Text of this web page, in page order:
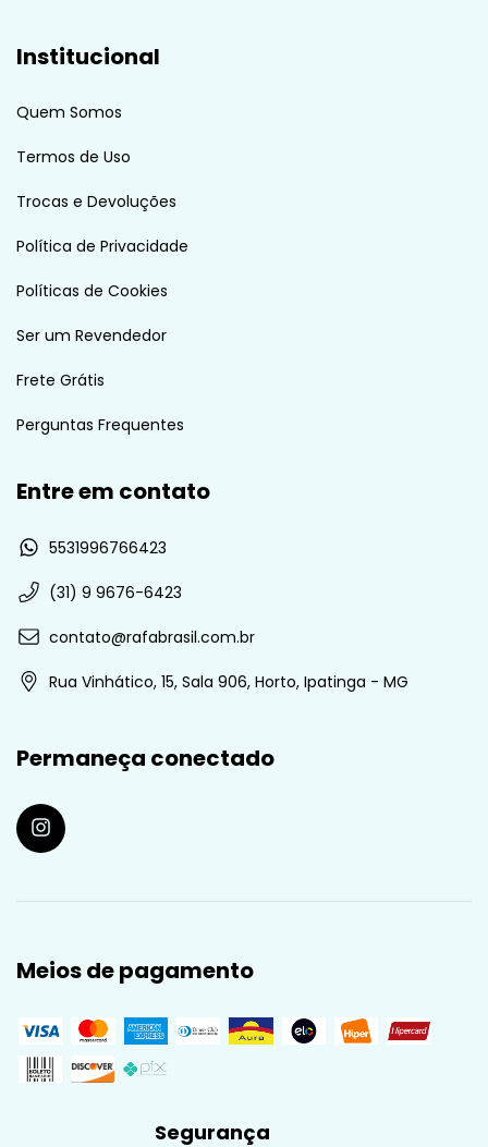
Institucional
Quem Somos
Termos de Uso
Trocas e Devoluções
Política de Privacidade
Políticas de Cookies
Ser um Revendedor
Frete Grátis
Perguntas Frequentes
Entre em contato
5531996766423
(31) 9 9676-6423
contato@rafabrasil.com.br
Rua Vinhático, 15, Sala 906, Horto, Ipatinga - MG
Permaneça conectado
Meios de pagamento
Segurança